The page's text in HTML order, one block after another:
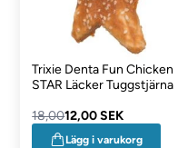
Trixie Denta Fun Chicken
STAR Läcker Tuggstjärna
18,0012,00 SEK
Lägg i varukorg